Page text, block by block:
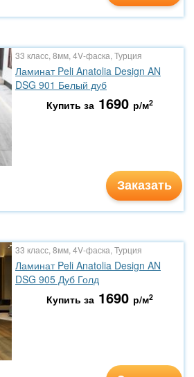
33 класс, 8мм, 4V-фаска, Турция
Ламинат Peli Anatolia Design AN
DSG 901 Белый дуб
Купить за 1690 р/м2
Заказать
33 класс, 8мм, 4V-фаска, Турция
Ламинат Peli Anatolia Design AN
DSG 905 Дуб Голд
Купить за 1690 р/м2